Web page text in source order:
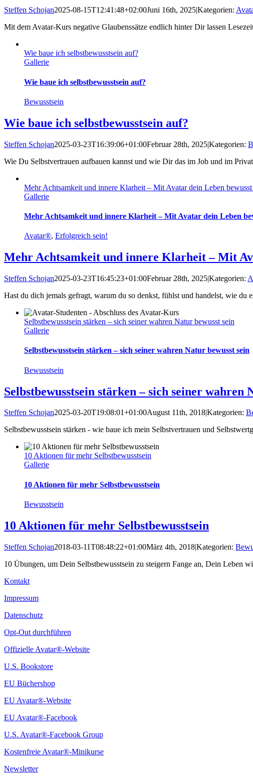
Steffen Schojan2025-08-15T12:41:48+02:00Juni 16th, 2025|Kategorien:
Mit dem Avatar-Kurs negative Glaubenssätze endlich hinter Dir lassen
Wie baue ich selbstbewusstsein auf?
Gallerie
Wie baue ich selbstbewusstsein auf?
Bewusstsein
Wie baue ich selbstbewusstsein auf?
Steffen Schojan2025-03-23T16:39:06+01:00Februar 28th, 2025|Kategorien:
Wie Du Selbstvertrauen aufbauen kannst und wie Dir das im Job und im
Mehr Achtsamkeit und innere Klarheit – Mit Avatar dein Leben bewusst
Gallerie
Mehr Achtsamkeit und innere Klarheit – Mit Avatar dein Leben
Avatar®, Erfolgreich sein!
Mehr Achtsamkeit und innere Klarheit – Mit
Steffen Schojan2025-03-23T16:45:23+01:00Februar 28th, 2025|Kategorien:
Hast du dich jemals gefragt, warum du so denkst, fühlst und handelst, wie du
Selbstbewusstsein stärken – sich seiner wahren Natur bewusst sein
Gallerie
Selbstbewusstsein stärken – sich seiner wahren Natur bewusst sein
Bewusstsein
Selbstbewusstsein stärken – sich seiner wahren
Steffen Schojan2025-03-20T19:08:01+01:00August 11th, 2018|Kategorien:
Selbstbewusstsein stärken - wie baue ich mein Selbstvertrauen und
10 Aktionen für mehr Selbstbewusstsein
Gallerie
10 Aktionen für mehr Selbstbewusstsein
Bewusstsein
10 Aktionen für mehr Selbstbewusstsein
Steffen Schojan2018-03-11T08:48:22+01:00März 4th, 2018|Kategorien:
10 Übungen, um Dein Selbstbewusstsein zu steigern Fange an, Dein Leben
Kontakt
Impressum
Datenschutz
Opt-Out durchführen
Offizielle Avatar®-Website
U.S. Bookstore
EU Büchershop
EU Avatar®-Website
EU Avatar®-Facebook
U.S. Avatar®-Facebook Group
Kostenfreie Avatar®-Minikurse
Newsletter